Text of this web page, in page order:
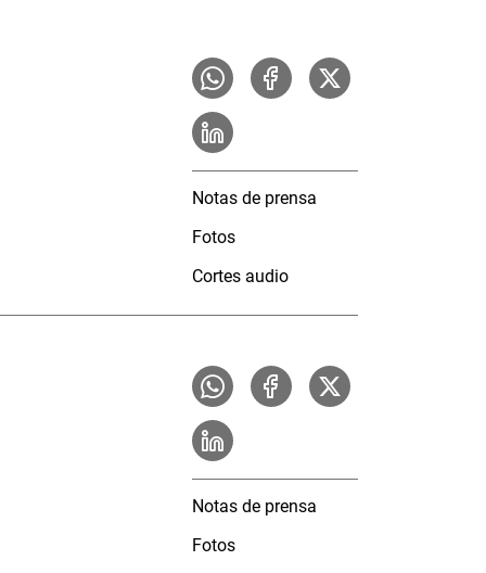
Notas de prensa
Fotos
Cortes audio
Notas de prensa
Fotos